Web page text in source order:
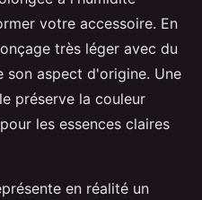
votre accessoire. En
très léger avec du
son aspect d'origine. Une
préserve la couleur
les essences claires
en réalité un